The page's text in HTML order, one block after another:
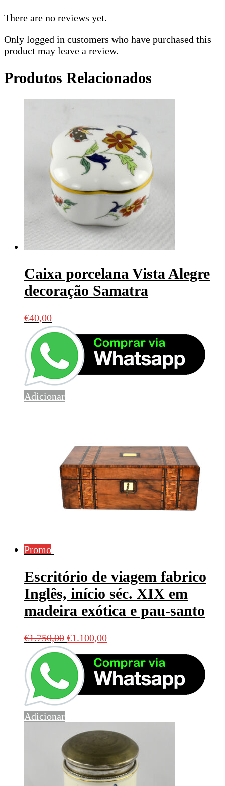
There are no reviews yet.
Only logged in customers who have purchased this
product may leave a review.
Produtos Relacionados
Caixa porcelana Vista Alegre
decoração Samatra
€40,00
Adicionar
Promo
Escritório de viagem fabrico
Inglês, início séc. XIX em
madeira exótica e pau-santo
€1.750,00 O
preço
original
era:
€1.750,00.
€1.100,00O
atual
é:
€1.100,00.
Adicionar